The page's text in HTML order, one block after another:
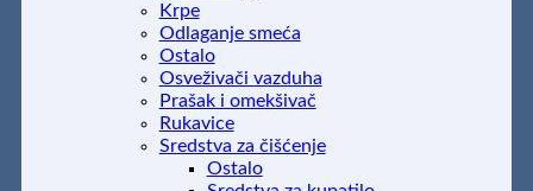
Krpe
Odlaganje smeća
Ostalo
Osveživači vazduha
Prašak i omekšivač
Rukavice
Sredstva za čišćenje
Ostalo